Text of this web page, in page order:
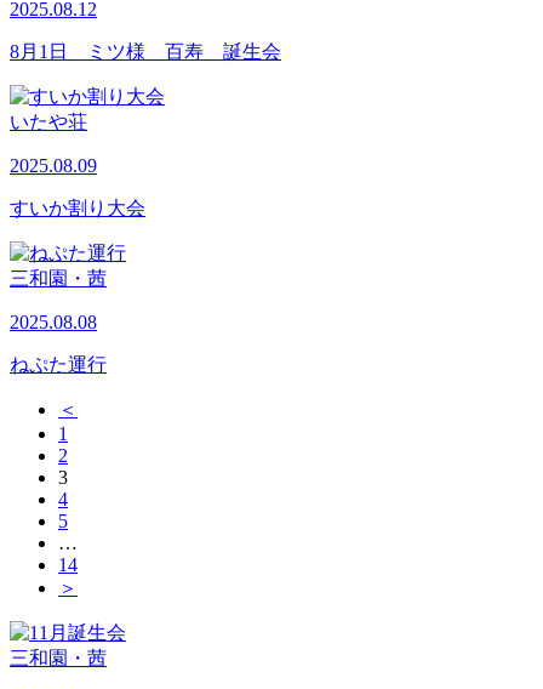
2025.08.12
8月1日 ミツ様 百寿 誕生会
いたや荘
2025.08.09
すいか割り大会
三和園・茜
2025.08.08
ねぷた運行
＜
1
2
3
4
5
…
14
＞
三和園・茜